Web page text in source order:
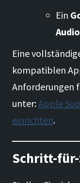
Ein
Audio
Eine
kompatiblen
Anforderungen
unter:Apple
einrichten.
Schritt-